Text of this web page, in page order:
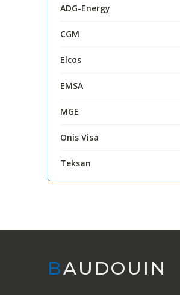
ADG-Energy
CGM
Elcos
EMSA
MGE
Onis Visa
Teksan
BAUDOUIN